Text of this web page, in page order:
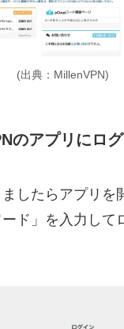
(出典：MillenVPN)
のアプリにロ
したらアプリを
ド」を入力して